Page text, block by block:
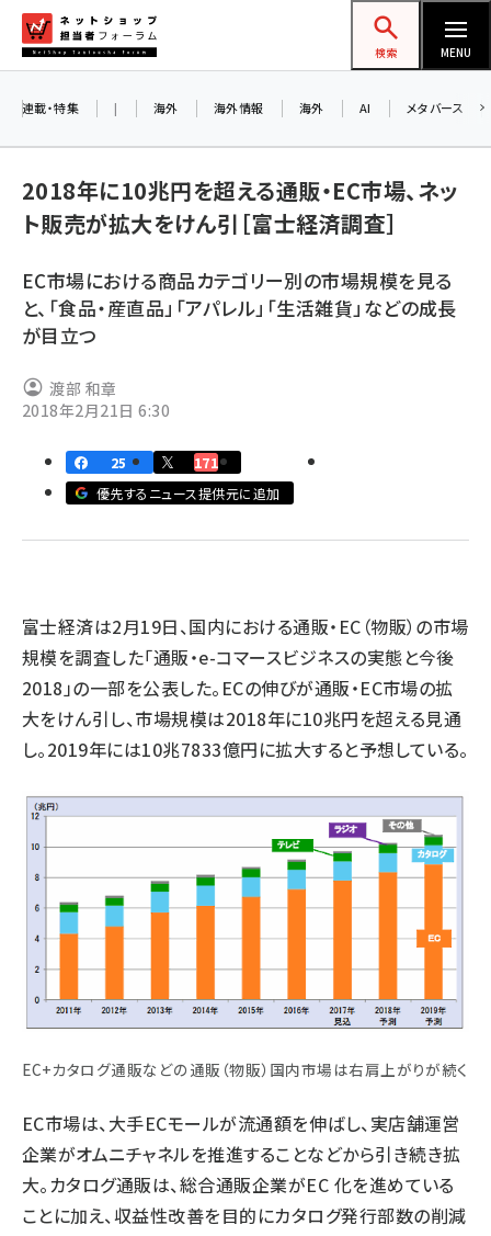
ン
ネットショップ担当者フォーラム
検索 MENU
yahoo (1900)
楽天 (1871)
アスクル (1119)
base (1071)
ビィ・フォアード (773)
連載・特集 | 海外 海外情報 海外 AI メタバース
2018年に10兆円を超える通販・EC市場、ネッ
ト販売が拡大をけん引［富士経済調査］
EC市場における商品カテゴリー別の市場規模を見る
と、「食品・産直品」「アパレル」「生活雑貨」などの成長
が目立つ
渡部 和章
2018年2月21日 6:30
25
171
優先するニュース提供元に追加
富士経済は2月19日、国内における通販・EC（物販）の市場
規模を調査した「通販・e-コマースビジネスの実態と今後
2018」の一部を公表した。ECの伸びが通販・EC市場の拡
大をけん引し、市場規模は2018年に10兆円を超える見通
し。2019年には10兆7833億円に拡大すると予想している。
EC+カタログ通販などの通販（物販）国内市場は右肩上がりが続く
EC市場は、大手ECモールが流通額を伸ばし、実店舗運営
企業がオムニチャネルを推進することなどから引き続き拡
大。カタログ通販は、総合通販企業がEC 化を進めている
ことに加え、収益性改善を目的にカタログ発行部数の削減